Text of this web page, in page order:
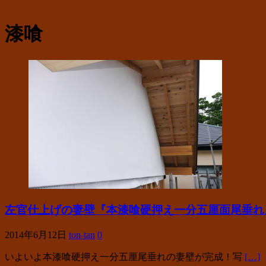
漆喰
左官仕上げの妻壁『本漆喰硬押え一分五厘面尾垂
2014年6月12日 ton-tan 0
いよいよ本漆喰硬押え一分五厘尾垂れの妻壁が完成！写 […]